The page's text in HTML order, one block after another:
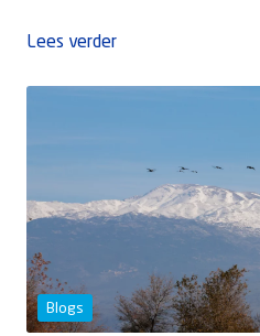
Lees verder
Blogs